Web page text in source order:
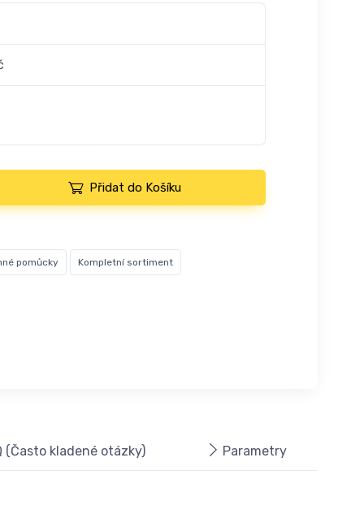
Přidat do Košíku
pomůcky Kompletní sortiment
(Často kladené otázky) Parametry